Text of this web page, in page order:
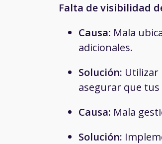
Falta de visibilidad
Causa: Mala
adicionales.
Solución: Utilizar
asegurar que
Causa: Mala
Solución: